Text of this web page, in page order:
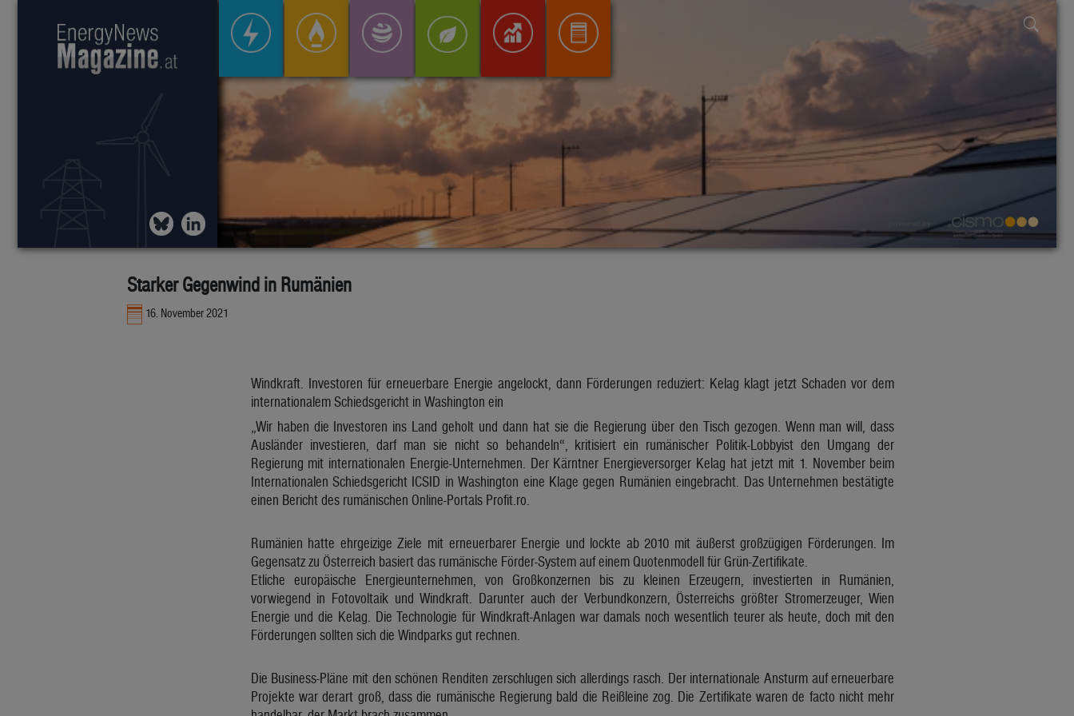
Starker Gegenwind in Rumänien
16. November 2021
Windkraft. Investoren für erneuerbare Energie angelockt, dann Förderungen reduziert: Kelag klagt jetzt Schaden vor dem
internationalem Schiedsgericht in Washington ein
„Wir haben die Investoren ins Land geholt und dann hat sie die Regierung über den Tisch gezogen. Wenn man will, dass
Ausländer investieren, darf man sie nicht so behandeln“, kritisiert ein rumänischer Politik-Lobbyist den Umgang der
Regierung mit internationalen Energie-Unternehmen. Der Kärntner Energieversorger Kelag hat jetzt mit 1. November beim
Internationalen Schiedsgericht ICSID in Washington eine Klage gegen Rumänien eingebracht. Das Unternehmen bestätigte
einen Bericht des rumänischen Online-Portals Profit.ro.
Rumänien hatte ehrgeizige Ziele mit erneuerbarer Energie und lockte ab 2010 mit äußerst großzügigen Förderungen. Im
Gegensatz zu Österreich basiert das rumänische Förder-System auf einem Quotenmodell für Grün-Zertifikate.
Etliche europäische Energieunternehmen, von Großkonzernen bis zu kleinen Erzeugern, investierten in Rumänien,
vorwiegend in Fotovoltaik und Windkraft. Darunter auch der Verbundkonzern, Österreichs größter Stromerzeuger, Wien
Energie und die Kelag. Die Technologie für Windkraft-Anlagen war damals noch wesentlich teurer als heute, doch mit den
Förderungen sollten sich die Windparks gut rechnen.
Die Business-Pläne mit den schönen Renditen zerschlugen sich allerdings rasch. Der internationale Ansturm auf erneuerbare
Projekte war derart groß, dass die rumänische Regierung bald die Reißleine zog. Die Zertifikate waren de facto nicht mehr